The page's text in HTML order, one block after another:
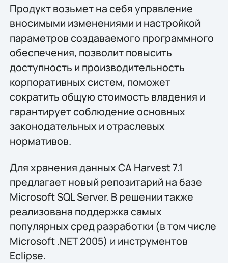
Продукт возьмет на себя управление
вносимыми изменениями и настройкой
параметров создаваемого программного
обеспечения, позволит повысить
доступность и производительность
корпоративных систем, поможет
сократить общую стоимость владения и
гарантирует соблюдение основных
законодательных и отраслевых
нормативов.
Для хранения данных CA Harvest 7.1
предлагает новый репозитарий на базе
Microsoft SQL Server. В решении также
реализована поддержка самых
популярных сред разработки (в том числе
Microsoft .NET 2005) и инструментов
Eclipse.